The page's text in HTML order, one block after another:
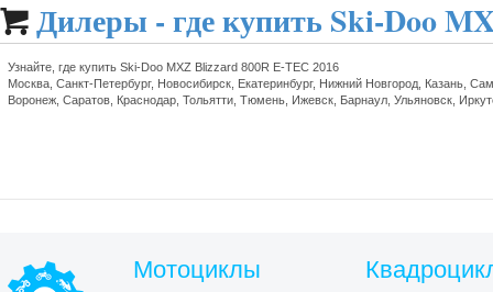
 Дилеры - где купить Ski-Doo
Узнайте, где купить Ski-Doo MXZ Blizzard 800R E-TEC 2016
Москва, Санкт-Петербург, Новосибирск, Екатеринбург, Нижний Новгород, Казань,
Воронеж, Саратов, Краснодар, Тольятти, Тюмень, Ижевск, Барнаул, Ульяновск,
Мотоциклы